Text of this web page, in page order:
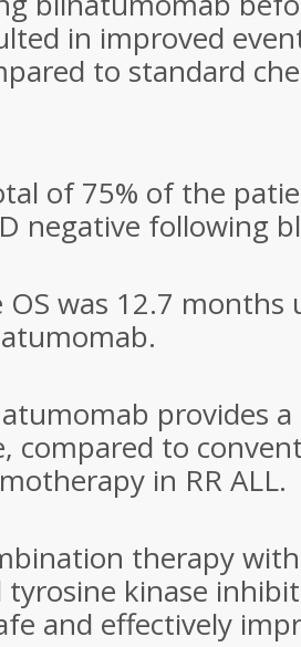
in improved
to standard
of 75% of the
negative following
OS was 12.7 months
provides
compared to
in RR ALL.
therapy
tyrosine kinase
and effectively